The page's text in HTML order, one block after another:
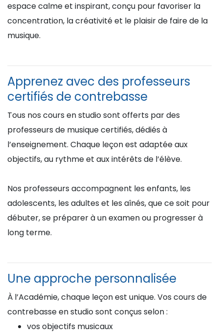
espace calme et inspirant, conçu pour favoriser la
concentration, la créativité et le plaisir de faire de la
musique.
Apprenez avec des professeurs
certifiés de contrebasse
Tous nos cours en studio sont offerts par des
professeurs de musique certifiés, dédiés à
l’enseignement. Chaque leçon est adaptée aux
objectifs, au rythme et aux intérêts de l’élève.
Nos professeurs accompagnent les enfants, les
adolescents, les adultes et les aînés, que ce soit pour
débuter, se préparer à un examen ou progresser à
long terme.
Une approche personnalisée
À l’Académie, chaque leçon est unique. Vos cours de
contrebasse en studio sont conçus selon :
vos objectifs musicaux